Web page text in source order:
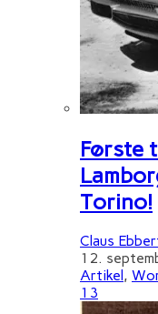
Første
Torino!
Claus
12.
Artikel ,
13